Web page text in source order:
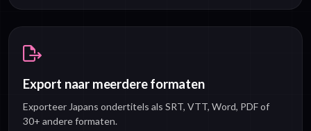
Export naar meerdere formaten
Exporteer Japans ondertitels als SRT, VTT, Word, PDF of
30+ andere formaten.